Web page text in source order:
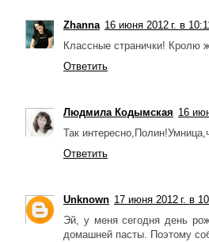
Zhanna 16 июня 2012 г. в
Классные странички! Кролю
Ответить
Людмила Кодымская 16
Так
Ответить
Unknown 17 июня 2012 г. в
Эй, у меня сегодня день
домашней пасты. Поэтому